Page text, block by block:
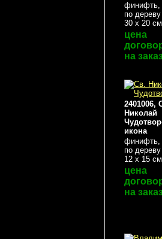
финифть,
по
30 х 20 см
цена
на
2401006,
Николай
икона
финифть,
по
12 х 15 см
цена
на